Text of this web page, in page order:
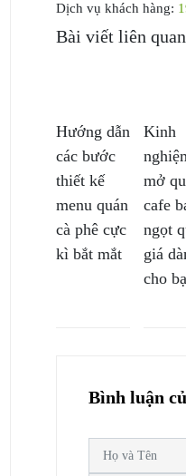
Dịch vụ khách hàng:
Bài viết liên quan
Hướng dẫn
các bước
thiết kế
menu quán
cà phê cực
kì bắt mắt
Kinh
mở
cafe
ngọt
giá
cho
Bình luận